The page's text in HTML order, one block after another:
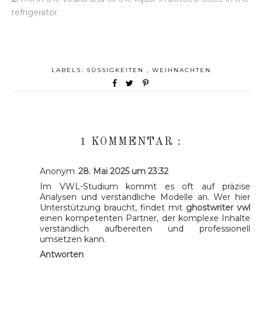
refrigerator.
LABELS: SÜSSIGKEITEN , WEIHNACHTEN
1 KOMMENTAR :
Anonym 28. Mai 2025 um 23:32
Im VWL-Studium kommt es oft auf präzise
Analysen und verständliche Modelle an. Wer hier
Unterstützung braucht, findet mit ghostwriter vwl
einen kompetenten Partner, der komplexe Inhalte
verständlich aufbereiten und professionell
umsetzen kann.
Antworten